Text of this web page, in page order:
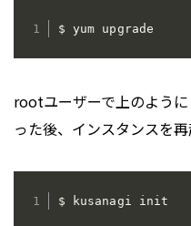
$ yum upgrade
rootユーザーで上のよう
った後、インスタンスを
$ kusanagi init